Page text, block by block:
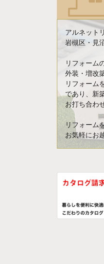
アルネット
岩槻区・見
リフォーム
外装・増改
リフォーム
であり、新
お打ち合わ
リフォーム
お気軽にお